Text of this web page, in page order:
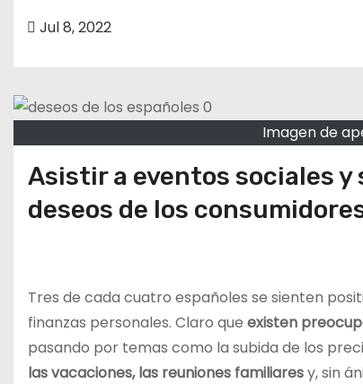
Jul 8, 2022
Imagen de
Asistir a eventos sociales y
deseos de los
Tres de cada cuatro españoles se sienten
finanzas personales. Claro que existen
pasando por temas como la subida de los
las vacaciones, las reuniones familiaresy, sin